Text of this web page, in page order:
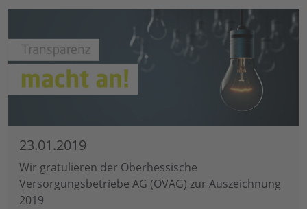
23.01.2019
Wir gratulieren der Oberhessische
Versorgungsbetriebe AG (OVAG) zur Auszeichnung
2019